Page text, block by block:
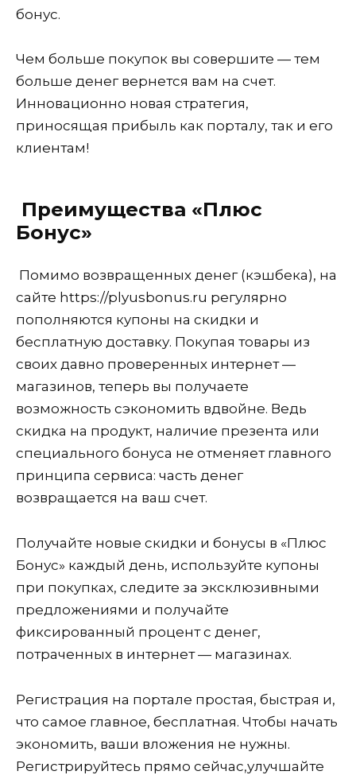
бонус.
Чем больше покупок вы совершите — тем
больше денег вернется вам на счет.
Инновационно новая стратегия,
приносящая прибыль как порталу, так и его
клиентам!
Преимущества «Плюс
Бонус»
Помимо возвращенных денег (кэшбека), на
сайте https://plyusbonus.ru регулярно
пополняются купоны на скидки и
бесплатную доставку. Покупая товары из
своих давно проверенных интернет —
магазинов, теперь вы получаете
возможность сэкономить вдвойне. Ведь
скидка на продукт, наличие презента или
специального бонуса не отменяет главного
принципа сервиса: часть денег
возвращается на ваш счет.
Получайте новые скидки и бонусы в «Плюс
Бонус» каждый день, используйте купоны
при покупках, следите за эксклюзивными
предложениями и получайте
фиксированный процент с денег,
потраченных в интернет — магазинах.
Регистрация на портале простая, быстрая и,
что самое главное, бесплатная. Чтобы начать
экономить, ваши вложения не нужны.
Регистрируйтесь прямо сейчас,улучшайте